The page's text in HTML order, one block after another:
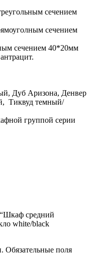
сечением
сечением
сечением 40*20мм
Дуб Аризона, Денвер
Тиквуд темный/
группой серии
“Шкаф средний
white/black
Обязательные поля